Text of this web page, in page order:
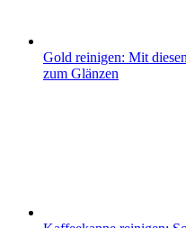
Gold reinigen: Mit
zum Glänzen